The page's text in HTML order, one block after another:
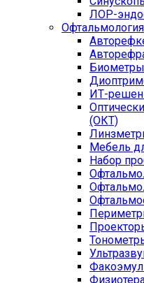
ЛОР-
Офтальмология
Биометры
ИТ-
(ОКТ)
Мебель
Набор